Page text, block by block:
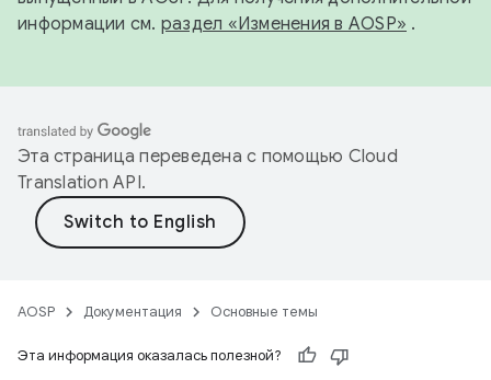
информации см. раздел «Изменения в AOSP» .
Эта страница переведена с помощью Cloud
Translation API.
AOSP Документация Основные темы
Эта информация оказалась полезной?